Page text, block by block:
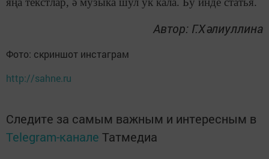
Автор: Г.Хәлиуллина
Фото: скриншот инстаграм
http://sahne.ru
Следите за самым важным и интересным в
Telegram-канале Татмедиа